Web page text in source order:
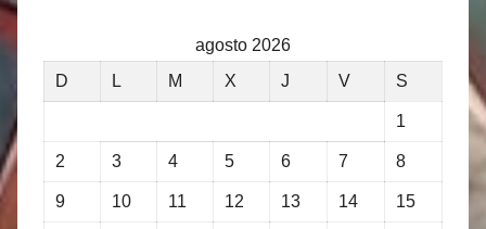
agosto 2026
D
L M X J V S
1
2 3 4 5 6 7 8
9 10 11 12 13 14 15